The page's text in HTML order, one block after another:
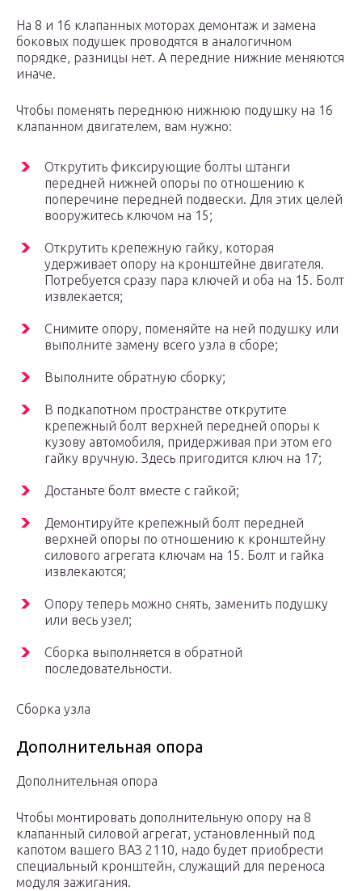
На 8 и 16 клапанных моторах демонтаж и замена
боковых подушек проводятся в аналогичном
порядке, разницы нет. А передние нижние меняются
иначе.
Чтобы поменять переднюю нижнюю подушку на 16
клапанном двигателем, вам нужно:
Открутить фиксирующие болты штанги
передней нижней опоры по отношению к
поперечине передней подвески. Для этих целей
вооружитесь ключом на 15;
Открутить крепежную гайку, которая
удерживает опору на кронштейне двигателя.
Потребуется сразу пара ключей и оба на 15. Болт
извлекается;
Снимите опору, поменяйте на ней подушку или
выполните замену всего узла в сборе;
Выполните обратную сборку;
В подкапотном пространстве открутите
крепежный болт верхней передней опоры к
кузову автомобиля, придерживая при этом его
гайку вручную. Здесь пригодится ключ на 17;
Достаньте болт вместе с гайкой;
Демонтируйте крепежный болт передней
верхней опоры по отношению к кронштейну
силового агрегата ключам на 15. Болт и гайка
извлекаются;
Опору теперь можно снять, заменить подушку
или весь узел;
Сборка выполняется в обратной
последовательности.
Сборка узла
Дополнительная опора
Дополнительная опора
Чтобы монтировать дополнительную опору на 8
клапанный силовой агрегат, установленный под
капотом вашего ВАЗ 2110, надо будет приобрести
специальный кронштейн, служащий для переноса
модуля зажигания.